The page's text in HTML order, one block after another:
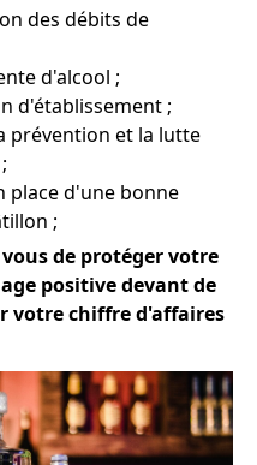
des débits de
d'alcool ;
d'établissement ;
prévention et la lutte
place d'une bonne
;
de protéger votre
positive devant de
votre chiffre d'affaires